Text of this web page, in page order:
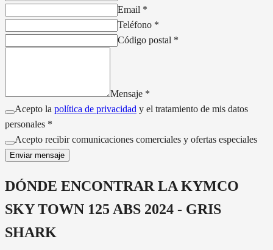
Email *
Teléfono *
Código postal *
Mensaje *
Acepto la política de privacidad y el tratamiento de mis datos
personales *
Acepto recibir comunicaciones comerciales y ofertas especiales
Enviar mensaje
DÓNDE ENCONTRAR LA KYMCO
SKY TOWN 125 ABS 2024 - GRIS
SHARK